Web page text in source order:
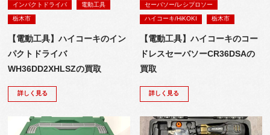
インパクトドライバ 電動工具
栃木市
【電動工具】ハイコーキのイン
パクトドライバ
WH36DD2XHLSZの買取
詳しく見る
セーバソー/レシプロソー
ハイコーキ/HiKOKI 栃木市
【電動工具】ハイコーキのコー
ドレスセーバソーCR36DSAの
買取
詳しく見る